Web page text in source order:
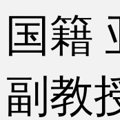
国籍
副教